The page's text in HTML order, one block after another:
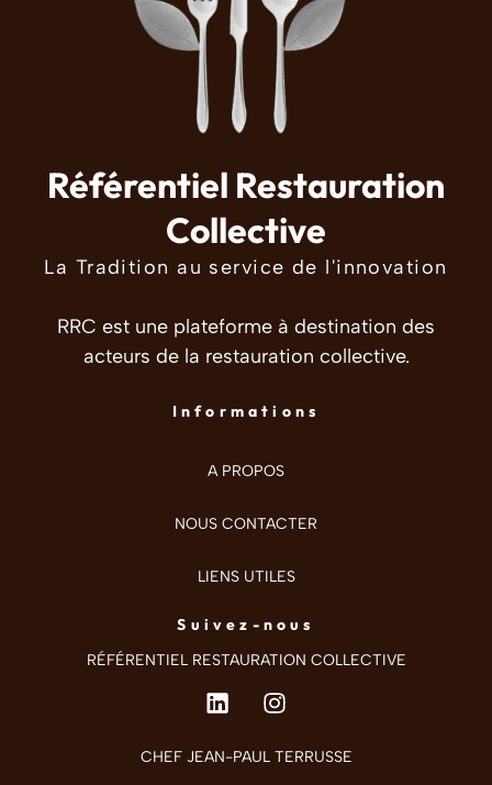
Référentiel Restauration
Collective
La Tradition au service de l'innovation
RRC est une plateforme à destination des
acteurs de la restauration collective.
Informations
A PROPOS
NOUS CONTACTER
LIENS UTILES
Suivez-nous
RÉFÉRENTIEL RESTAURATION COLLECTIVE
CHEF JEAN-PAUL TERRUSSE